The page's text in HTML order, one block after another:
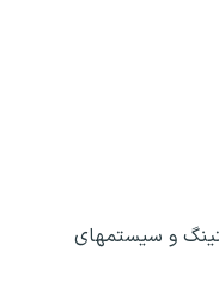
و سیستمهای